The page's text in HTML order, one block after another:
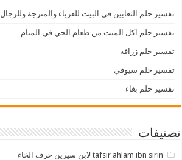
تفسير حلم الثعابين في البيت للعزباء والمتزجة وللرجال
تفسير حلم اكل الميت من طعام الحي في المنام
تفسير حلم زرافة
تفسير حلم سيوفي
تفسير حلم بغاء
تصنيفات
tafsir ahlam ibn sirin لابن سيرين حرف الخاء